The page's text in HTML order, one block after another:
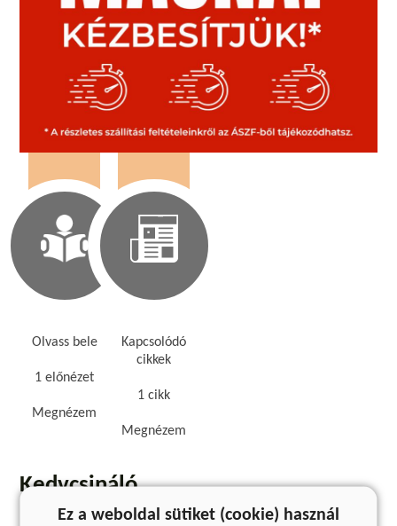
Olvass bele
1 előnézet
Megnézem
Kapcsolódó
cikkek
1 cikk
Megnézem
Kedvcsináló
Ez a weboldal sütiket (cookie) használ